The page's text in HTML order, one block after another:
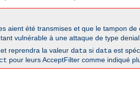
aient été transmises et que le tampon
vulnérable à une attaque de type
reprendra la valeur data si data est
pour leurs AcceptFilter comme indiqué